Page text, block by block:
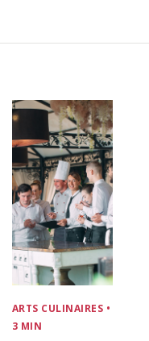
ARTS CULINAIRES •
3 MIN